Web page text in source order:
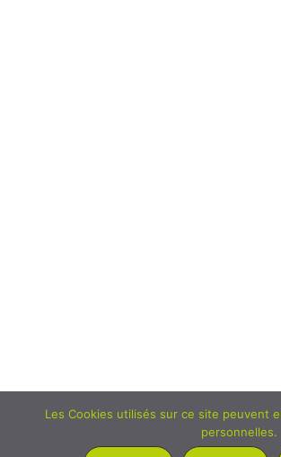
Les Cookies utilisés sur ce site peuvent
personnelles.